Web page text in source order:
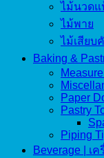
ไม้นวดแ
ไม้พาย
ไม้เสียบ
Baking &
Paper
Pastry
Piping
Beverage | เค